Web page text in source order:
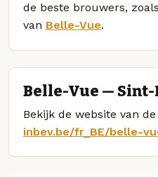
de beste brouwers,
van Belle-Vue.
Belle-Vue —
Bekijk de website van
inbev.be/fr_BE/belle-